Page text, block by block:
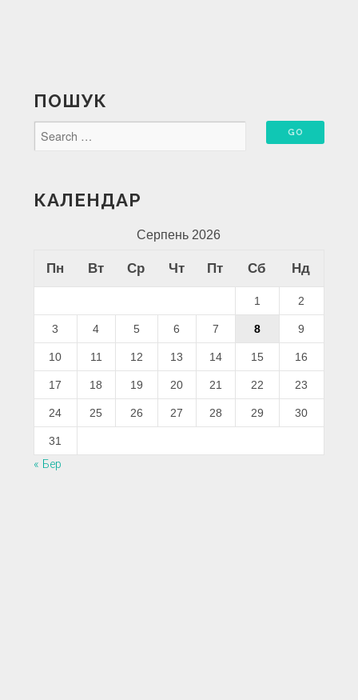
ПОШУК
КАЛЕНДАР
Серпень 2026
Пн Вт Ср Чт Пт Сб Нд
1 2
3 4 5 6 7 8 9
10 11 12 13 14 15 16
17 18 19 20 21 22 23
24 25 26 27 28 29 30
31
« Бер